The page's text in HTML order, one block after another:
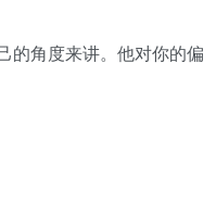
角度来讲。他对你的偏